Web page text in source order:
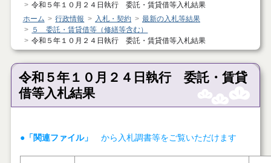
令和５年１０月２４日執行 委託・賃貸借等入札結果
ホーム
行政情報 入札・契約
最新の入札等結果
５ 委託・賃貸借等（修繕等含む）
令和５年１０月２４日執行 委託・賃貸借等入札結果
令和５年１０月２４日執行 委託・賃貸
借等入札結果
●「関連ファイル」 から入札調書等をご覧いただけます